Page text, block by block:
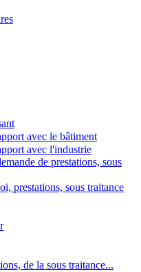
avec le bâtiment
avec l'industrie
de prestations, sous
prestations, sous traitance
de la sous traitance...